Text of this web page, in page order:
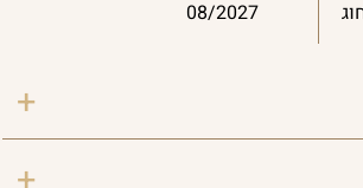
08/2027